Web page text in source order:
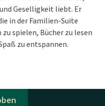
Geselligkeit liebt. Er
in der Familien-Suite
spielen, Bücher zu lesen
zu entspannen.